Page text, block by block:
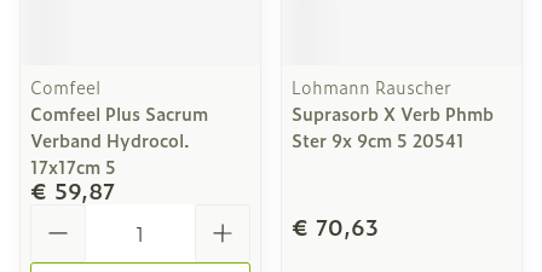
Comfeel
Comfeel Plus Sacrum
Verband Hydrocol.
17x17cm 5
€ 59,87
Lohmann Rauscher
Suprasorb X Verb Phmb
Ster 9x 9cm 5 20541
€ 70,63